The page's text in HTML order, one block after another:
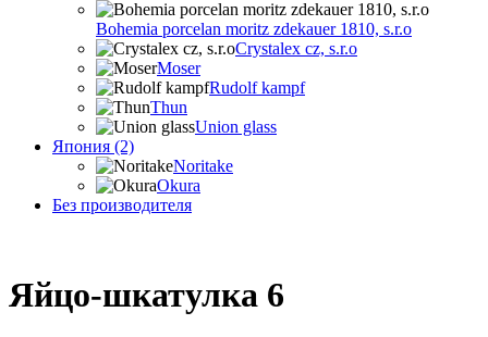
Bohemia porcelan moritz zdekauer 1810, s.r.o
Crystalex cz, s.r.o
Moser
Rudolf kampf
Thun
Union glass
Япония (2)
Noritake
Okura
Без производителя
Яйцо-шкатулка 6